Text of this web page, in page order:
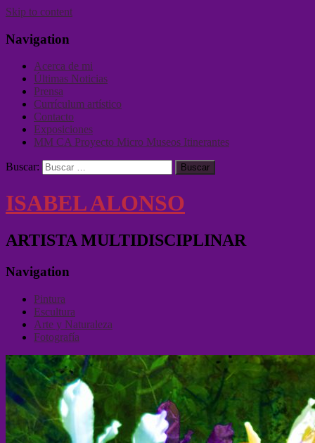
Skip to content
Navigation
Acerca de mi
Últimas Noticias
Prensa
Currículum artístico
Contacto
Exposiciones
MM CA Proyecto Micro Museos Itinerantes
Buscar:
ISABEL ALONSO
ARTISTA MULTIDISCIPLINAR
Navigation
Pintura
Escultura
Arte y Naturaleza
Fotografía